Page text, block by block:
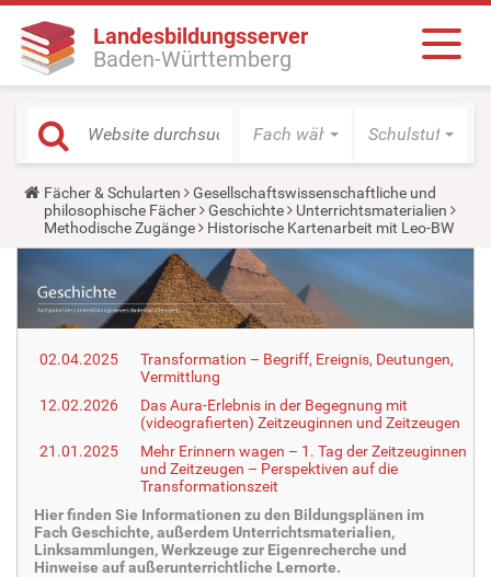
Landesbildungsserver
Baden-Württemberg
Fach wählen Schulstufe
Y
o
u
a
h
e
r
:
Fächer & Schularten
Gesellschaftswissenschaftliche und
philosophische Fächer
Geschichte
Unterrichtsmaterialien
Methodische Zugänge
Historische Kartenarbeit mit Leo-BW
02.04.2025
Transformation – Begriff, Ereignis, Deutungen,
Vermittlung
12.02.2026
Das Aura-Erlebnis in der Begegnung mit
(videografierten) Zeitzeuginnen und Zeitzeugen
21.01.2025
Mehr Erinnern wagen – 1. Tag der Zeitzeuginnen
und Zeitzeugen – Perspektiven auf die
Transformationszeit
Hier finden Sie Informationen zu den Bildungsplänen im
Fach Geschichte, außerdem Unterrichtsmaterialien,
Linksammlungen, Werkzeuge zur Eigenrecherche und
Hinweise auf außerunterrichtliche Lernorte.